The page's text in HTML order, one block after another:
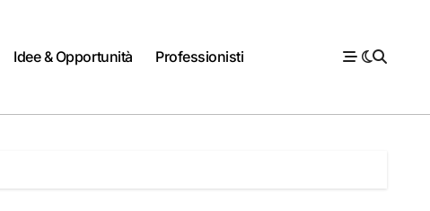
Idee & Opportunità Professionisti